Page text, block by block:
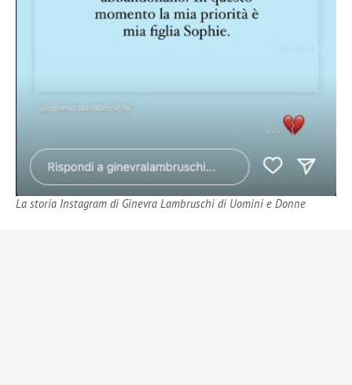
La storia Instagram di Ginevra Lambruschi di Uomini e Donne